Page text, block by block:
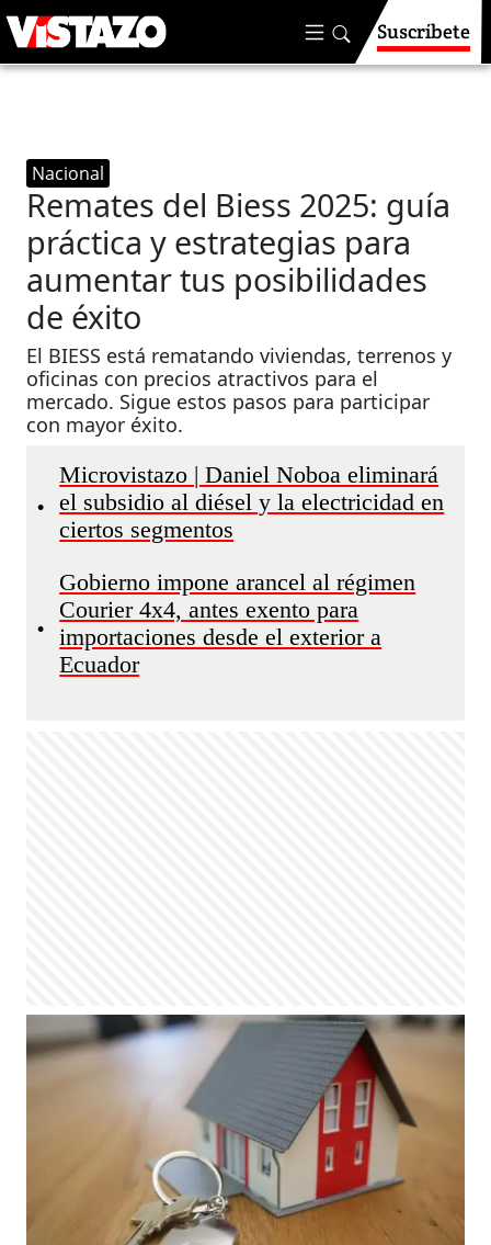
Suscríbete
Nacional
Remates del Biess 2025: guía
práctica y estrategias para
aumentar tus posibilidades
de éxito
El BIESS está rematando viviendas, terrenos y
oficinas con precios atractivos para el
mercado. Sigue estos pasos para participar
con mayor éxito.
•
Microvistazo | Daniel Noboa eliminará
el subsidio al diésel y la electricidad en
ciertos segmentos
•
Gobierno impone arancel al régimen
Courier 4x4, antes exento para
importaciones desde el exterior a
Ecuador